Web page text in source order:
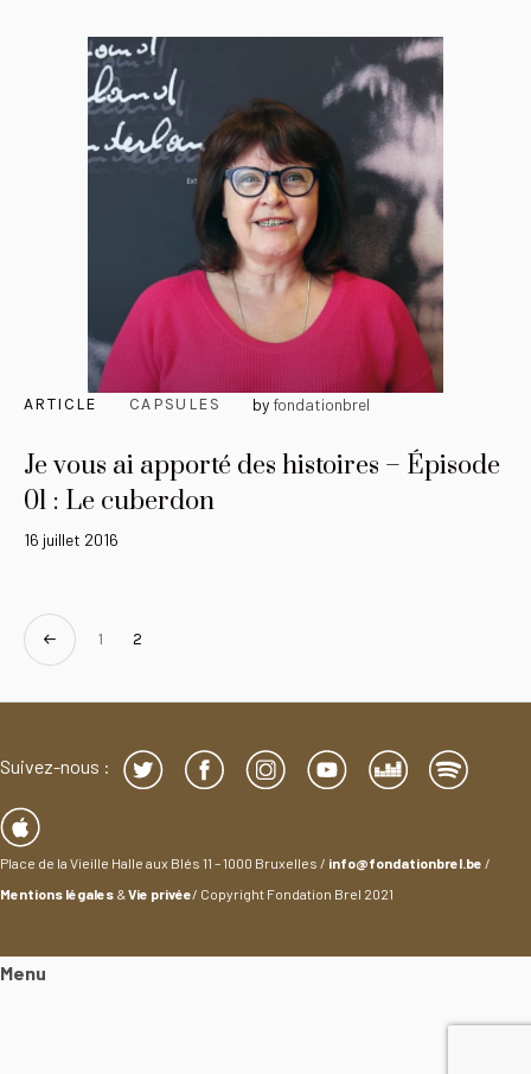
ARTICLE CAPSULES by fondationbrel
Je vous ai apporté des histoires – Épisode
01 : Le cuberdon
16 juillet 2016
1 2
Suivez-nous :
Place de la Vieille Halle aux Blés 11 – 1000 Bruxelles / info@fondationbrel.be /
Mentions légales &Vie privée/ Copyright Fondation Brel 2021
Menu